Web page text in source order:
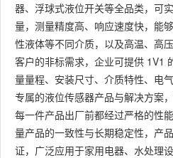
器、浮球式液位开关等全品类，可
量，测量精度高、响应速度快，能
性液体等不同介质，以及高温、高
客户的非标需求，企业可提供 1V1
量量程、安装尺寸、介质特性、电
专属的液位传感器产品与解决方案
每一件产品出厂前都经过严格的性
量产品的一致性与长期稳定性，产
证，广泛应用于家用电器、水处理